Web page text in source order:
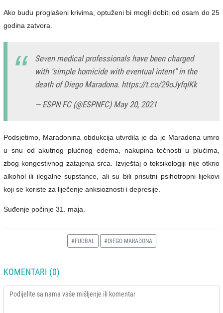
Ako budu proglašeni krivima, optuženi bi mogli dobiti od osam do 25
godina zatvora.
Seven medical professionals have been charged
with "simple homicide with eventual intent" in the
death of Diego Maradona. https://t.co/29oJyfqIKk
— ESPN FC (@ESPNFC) May 20, 2021
Podsjetimo, Maradonina obdukcija utvrdila je da je Maradona umro
u snu od akutnog plućnog edema, nakupina tečnosti u plućima,
zbog kongestivnog zatajenja srca. Izvještaj o toksikologiji nije otkrio
alkohol ili ilegalne supstance, ali su bili prisutni psihotropni lijekovi
koji se koriste za liječenje anksioznosti i depresije.
Suđenje počinje 31. maja.
#FUDBAL #DIEGO MARADONA
KOMENTARI (0)